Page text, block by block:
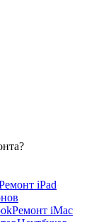
iPad
Ремонт iMac